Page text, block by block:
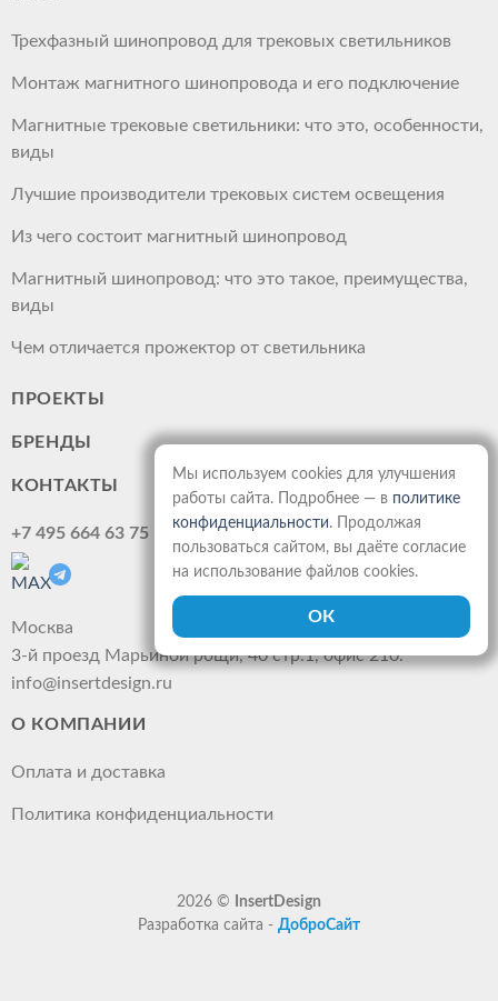
Трехфазный шинопровод для трековых светильников
Монтаж магнитного шинопровода и его подключение
Магнитные трековые светильники: что это, особенности,
виды
Лучшие производители трековых систем освещения
Из чего состоит магнитный шинопровод
Магнитный шинопровод: что это такое, преимущества,
виды
Чем отличается прожектор от светильника
ПРОЕКТЫ
БРЕНДЫ
КОНТАКТЫ
+7 495 664 63 75
Москва
3-й проезд Марьиной рощи, 40 стр.1, офис 210.
info@insertdesign.ru
О КОМПАНИИ
Оплата и доставка
Политика конфиденциальности
2026 ©
InsertDesign
Разработка сайта - ДоброСайт
Мы используем cookies для улучшения
работы сайта. Подробнее — в политике
конфиденциальности. Продолжая
пользоваться сайтом, вы даёте согласие
на использование файлов cookies.